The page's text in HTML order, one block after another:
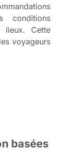
lieux. Cette
voyageurs
basées